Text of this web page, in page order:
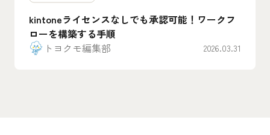
kintoneライセンスなしでも承認可能！ワークフ
ローを構築する手順
トヨクモ編集部
2026.03.31